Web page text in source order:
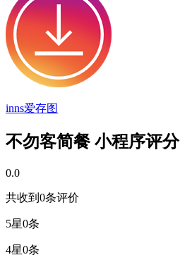
inns爱存图
不勿客简餐 小程序评分
0.0
共收到0条评价
5星0条
4星0条